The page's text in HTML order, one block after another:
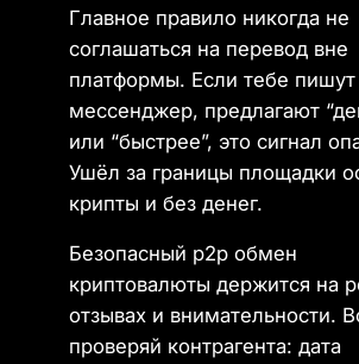
Главное правило никогда не
соглашаться на перевод вне
платформы. Если тебе пишут
мессенджер, предлагают
или “быстрее”, это сигнал
Ушёл за границы площадки
крипты и без денег.
Безопасный p2p обмен
криптовалюты держится на
отзывах и внимательности.
проверяй контрагента: дата